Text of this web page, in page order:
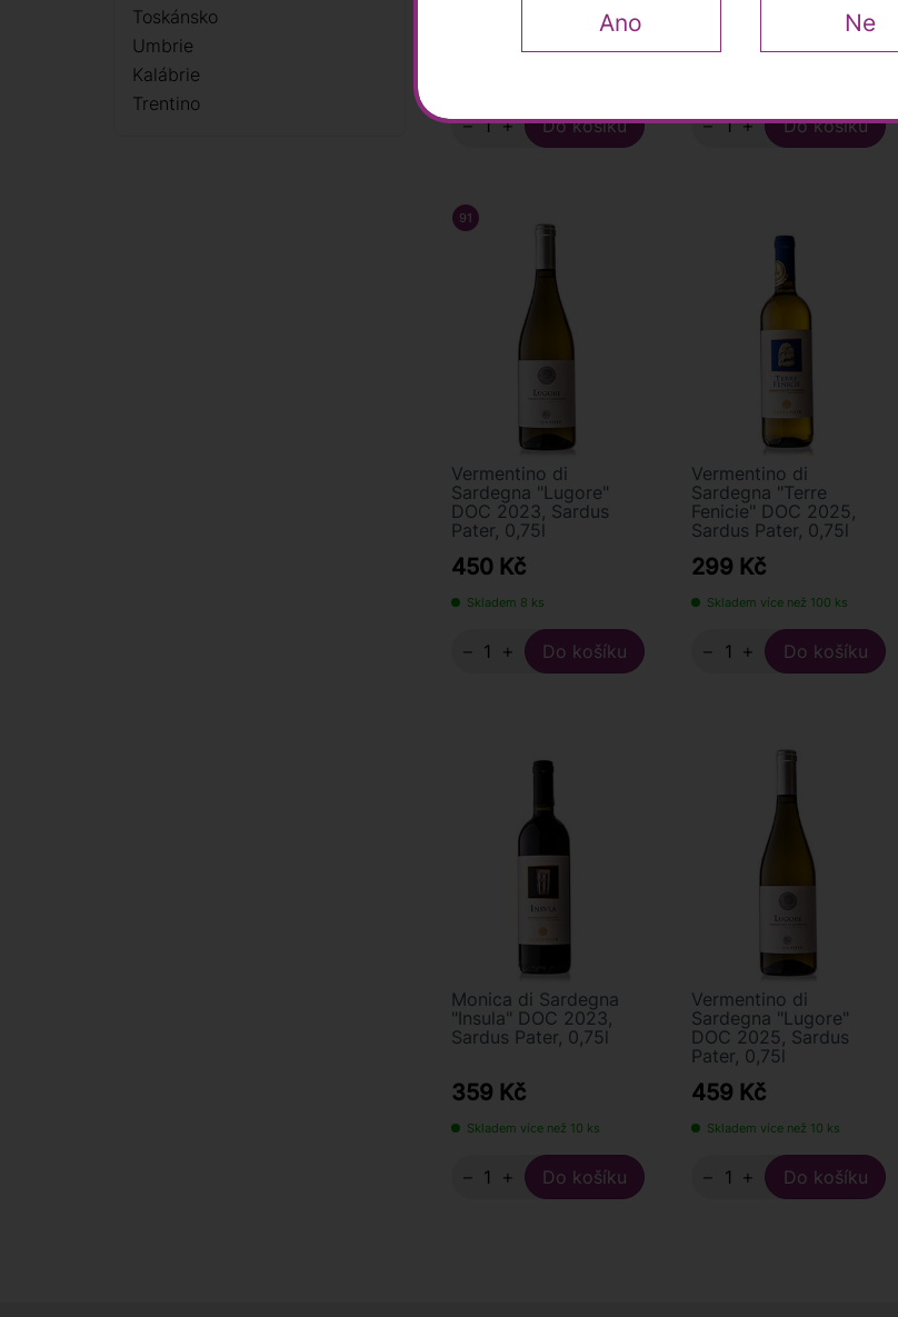
− + − +
91 / 100
Vermentino di
Sardegna "Lugore"
DOC 2023, Sardus
Pater, 0,75l
450 Kč
Skladem 8 ks
− +
Vermentino di
Sardegna "Terre
Fenicie" DOC 2025,
Sardus Pater, 0,75l
299 Kč
Skladem více než 100 ks
− +
Monica di Sardegna
"Insula" DOC 2023,
Sardus Pater, 0,75l
359 Kč
Skladem více než 10 ks
− +
Vermentino di
Sardegna "Lugore"
DOC 2025, Sardus
Pater, 0,75l
459 Kč
Skladem více než 10 ks
− +
Toskánsko
Umbrie
Kalábrie
Trentino
Ano Ne